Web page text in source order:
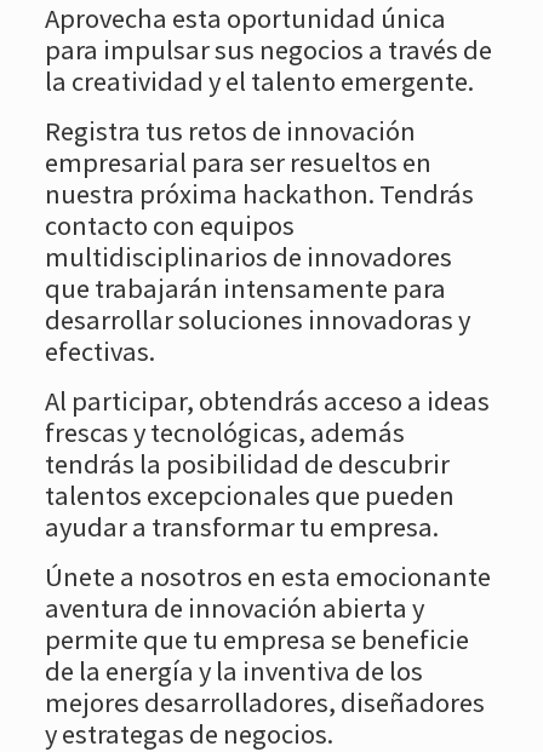
Aprovecha esta oportunidad única
para impulsar sus negocios a través de
la creatividad y el talento emergente.
Registra tus retos de innovación
empresarial para ser resueltos en
nuestra próxima hackathon. Tendrás
contacto con equipos
multidisciplinarios de innovadores
que trabajarán intensamente para
desarrollar soluciones innovadoras y
efectivas.
Al participar, obtendrás acceso a ideas
frescas y tecnológicas, además
tendrás la posibilidad de descubrir
talentos excepcionales que pueden
ayudar a transformar tu empresa.
Únete a nosotros en esta emocionante
aventura de innovación abierta y
permite que tu empresa se beneficie
de la energía y la inventiva de los
mejores desarrolladores, diseñadores
y estrategas de negocios.